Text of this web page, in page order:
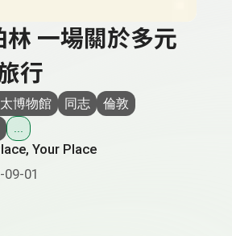
林 一場關於多元
行
博物館 同志
倫敦
Your Place
09-01